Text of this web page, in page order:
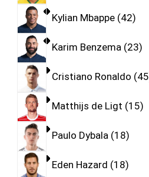
Kylian Mbappe 42
Karim Benzema 23
Cristiano Ronaldo 45
Matthijs de Ligt 15
Paulo Dybala 18
Eden Hazard 18